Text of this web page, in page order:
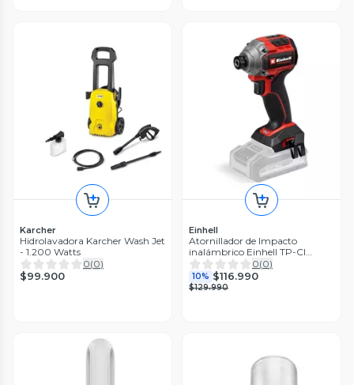
Karcher
Hidrolavadora Karcher Wash Jet
- 1.200 Watts
0(0)
$99.900
Einhell
Atornillador de Impacto
inalámbrico Einhell TP-CI
18/250-C Li BL - Solo
0(0)
10% $116.990
$129.990